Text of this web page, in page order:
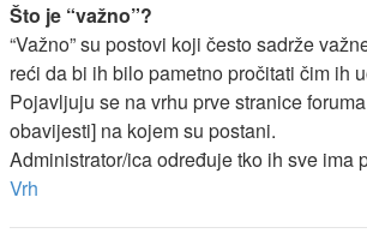
Što je “važno”?
“Važno” su postovi koji često sadrže
reći da bi ih bilo pametno pročitati čim ih
Pojavljuju se na vrhu prve stranice
obavijesti] na kojem su postani.
Administrator/ica određuje tko ih sve ima
Vrh